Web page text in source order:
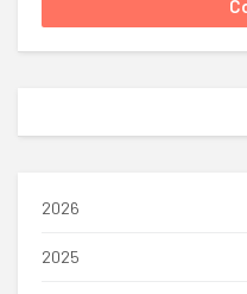
2026
2025